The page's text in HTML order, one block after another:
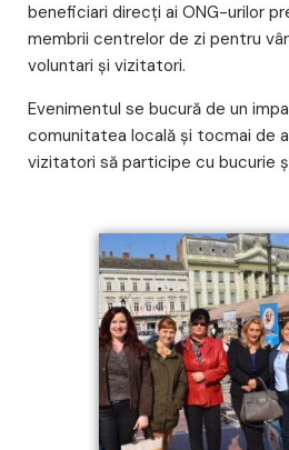
beneficiari direcţi ai ONG-urilor
membrii centrelor de zi pentru
voluntari şi vizitatori.
Evenimentul se bucură de un
comunitatea locală și tocmai de
vizitatori să participe cu bucurie